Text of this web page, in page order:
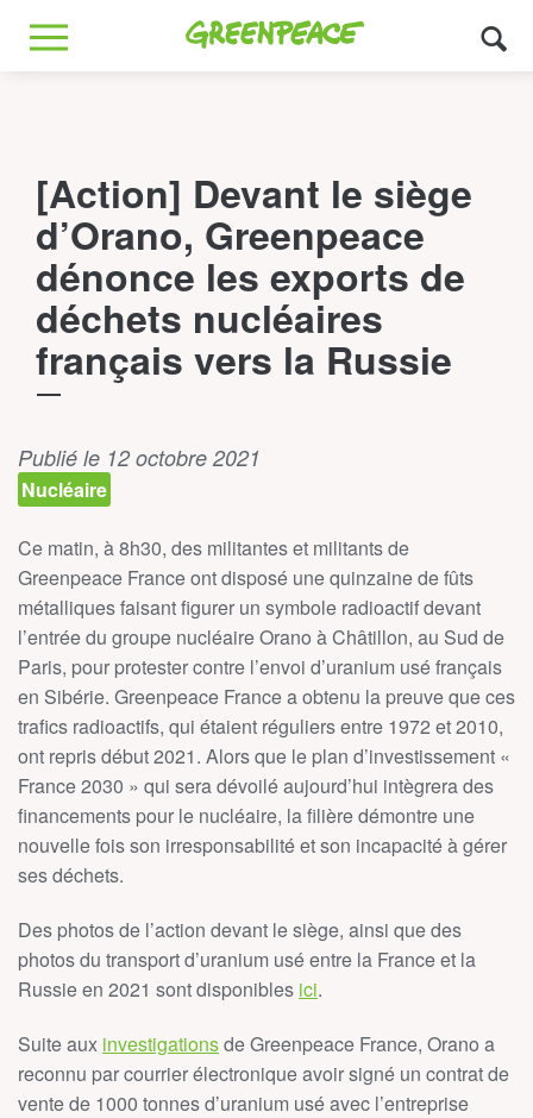
Greenpeace
MENU
[Action] Devant le siège
d’Orano, Greenpeace
dénonce les exports de
déchets nucléaires
français vers la Russie
Publié le 12 octobre 2021
Nucléaire
Ce matin, à 8h30, des militantes et militants de
Greenpeace France ont disposé une quinzaine de fûts
métalliques faisant figurer un symbole radioactif devant
l’entrée du groupe nucléaire Orano à Châtillon, au Sud de
Paris, pour protester contre l’envoi d’uranium usé français
en Sibérie. Greenpeace France a obtenu la preuve que ces
trafics radioactifs, qui étaient réguliers entre 1972 et 2010,
ont repris début 2021. Alors que le plan d’investissement «
France 2030 » qui sera dévoilé aujourd’hui intègrera des
financements pour le nucléaire, la filière démontre une
nouvelle fois son irresponsabilité et son incapacité à gérer
ses déchets.
Des photos de l’action devant le siège, ainsi que des
photos du transport d’uranium usé entre la France et la
Russie en 2021 sont disponibles ici.
Suite aux investigationsde Greenpeace France, Orano a
reconnu par courrier électronique avoir signé un contrat de
vente de 1000 tonnes d’uranium usé avec l’entreprise